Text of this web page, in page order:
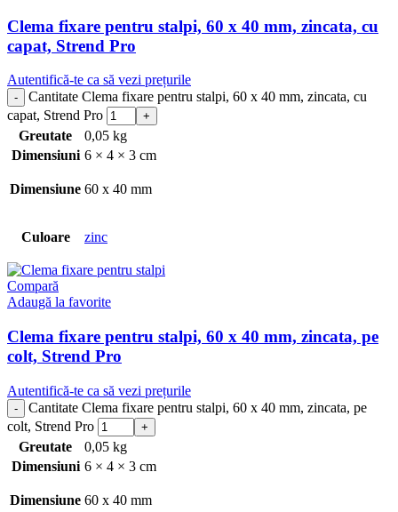
Clema fixare pentru stalpi, 60 x 40 mm, zincata, cu
capat, Strend Pro
Autentifică-te ca să vezi prețurile
Cantitate Clema fixare pentru stalpi, 60 x 40 mm, zincata, cu
capat, Strend Pro
Greutate
0,05 kg
Dimensiuni 6 × 4 × 3 cm
Dimensiune 60 x 40 mm
Culoare zinc
Compară
Adaugă la favorite
Clema fixare pentru stalpi, 60 x 40 mm, zincata, pe
colt, Strend Pro
Autentifică-te ca să vezi prețurile
Cantitate Clema fixare pentru stalpi, 60 x 40 mm, zincata, pe
colt, Strend Pro
Greutate
0,05 kg
Dimensiuni 6 × 4 × 3 cm
Dimensiune 60 x 40 mm